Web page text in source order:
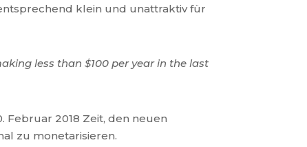
klein und unattraktiv für
less than $100 per year in the last
2018 Zeit, den neuen
zu monetarisieren.